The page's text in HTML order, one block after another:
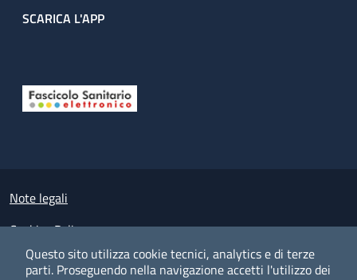
Questo sito utilizza cookie tecnici, analytics e di terze
parti. Proseguendo nella navigazione accetti l'utilizzo dei
SCARICA L'APP
Small prints
Note legali
Cookies Policy
Policy privacy e protezione del dato personale